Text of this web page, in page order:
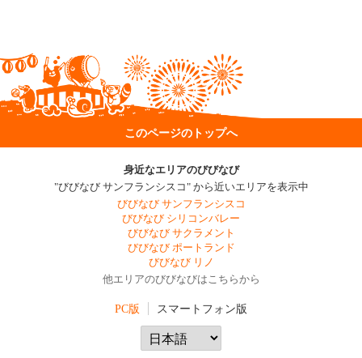
このページのトップへ
身近なエリアのびびなび
"びびなび サンフランシスコ" から近いエリアを表示中
びびなび サンフランシスコ
びびなび シリコンバレー
びびなび サクラメント
びびなび ポートランド
びびなび リノ
他エリアのびびなびはこちらから
PC版 スマートフォン版